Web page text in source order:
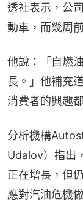
透社表示，公
動車，而幾周
他說：「自燃
長。」他補充
消費者的興趣
分析機構
Udalov）指出
正在增長，但
應對汽油危機